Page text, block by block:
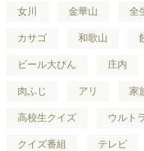
女川 金華山 全
カサゴ 和歌山
ビール大びん 庄内
肉ふじ アリ 家
高校生クイズ ウルト
クイズ番組 テレビ